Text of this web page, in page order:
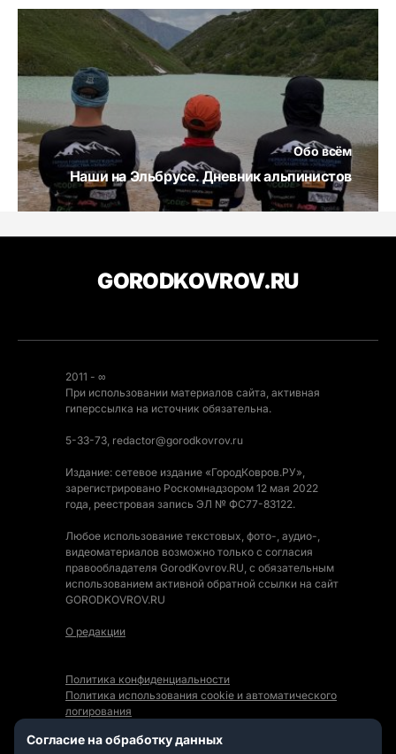
Обо всём
Наши на Эльбрусе. Дневник альпинистов
GORODKOVROV.RU
2011 - ∞
При использовании материалов сайта, активная
гиперссылка на источник обязательна.
5-33-73, redactor@gorodkovrov.ru
Издание: сетевое издание «ГородКовров.РУ»,
зарегистрировано Роскомнадзором 12 мая 2022
года, реестровая запись ЭЛ № ФС77-83122.
Любое использование текстовых, фото-, аудио-,
видеоматериалов возможно только с согласия
правообладателя GorodKovrov.RU, с обязательным
использованием активной обратной ссылки на сайт
GORODKOVROV.RU
О редакции
Политика конфиденциальности
Политика использования cookie и автоматического
логирования
Согласие на обработку данных